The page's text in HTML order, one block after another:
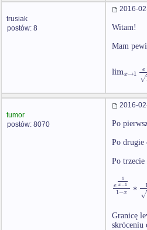
trusiak
postów: 8
2016-
Witam!
Mam
limx→1 e
√
tumor
postów: 8070
2016-
Po
Po drugie
Po trzecie
e
1
x−1
1−x ∗ √
Granicę
skróceniu